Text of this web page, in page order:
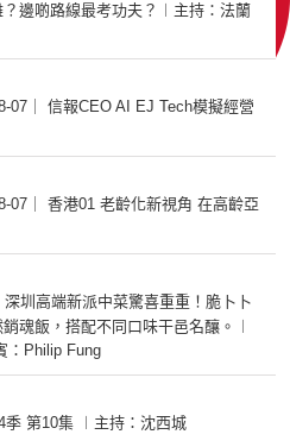
邊啲路線最考功夫？︱主持：法蘭
07｜ 信報CEO AI EJ Tech模擬經營
07｜ 香港01 老齡化新視角 在高齡亞
深圳高端新派中菜驚喜重重！脆卜卜
魂飯，搭配不同口味干邑名釀。︱
：Philip Fung
季 第10集 ︱主持：沈西城